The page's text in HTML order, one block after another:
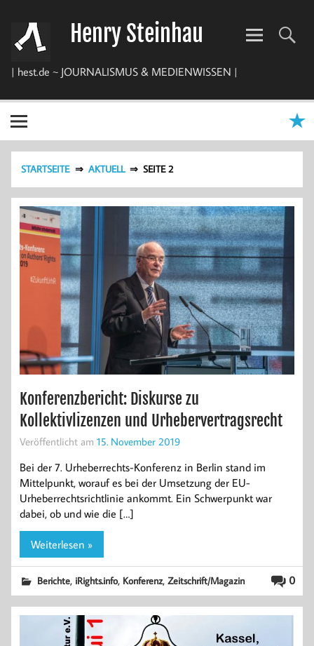
springen
Henry Steinhau
| hest.de ~ JOURNALISMUS & MEDIENWISSEN |
STARTSEITE AKTUELL SEITE 2
Konferenzbericht: Diskurse zu
Kollektivlizenzen und Urhebervertragsrecht
Veröffentlicht am 15. November 2019
Bei der 7. Urheberrechts-Konferenz in Berlin stand im
Mittelpunkt, worauf es bei der Umsetzung der EU-
Urheberrechtsrichtlinie ankommt. Ein Schwerpunkt war
dabei, ob und wie die […]
Weiterlesen »
0
Berichte, iRights.info, Konferenz,Zeitschrift/Magazin